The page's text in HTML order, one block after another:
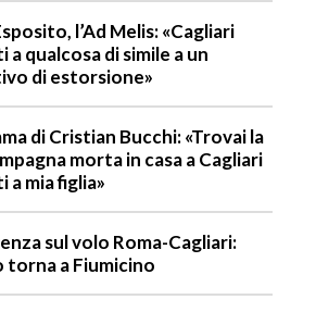
l’Ad Melis: «Cagliari
a qualcosa di simile a un
di estorsione»
di Cristian Bucchi: «Trovai la
morta in casa a Cagliari
a mia figlia»
sul volo Roma-Cagliari:
torna a Fiumicino